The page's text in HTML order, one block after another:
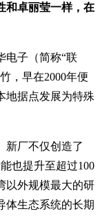
和卓丽莹一样，在
子（简称“联
，早在2000年便
地据点发展为特殊
新厂不仅创造了
也提升至超过100
以外规模最大的研
体生态系统的长期